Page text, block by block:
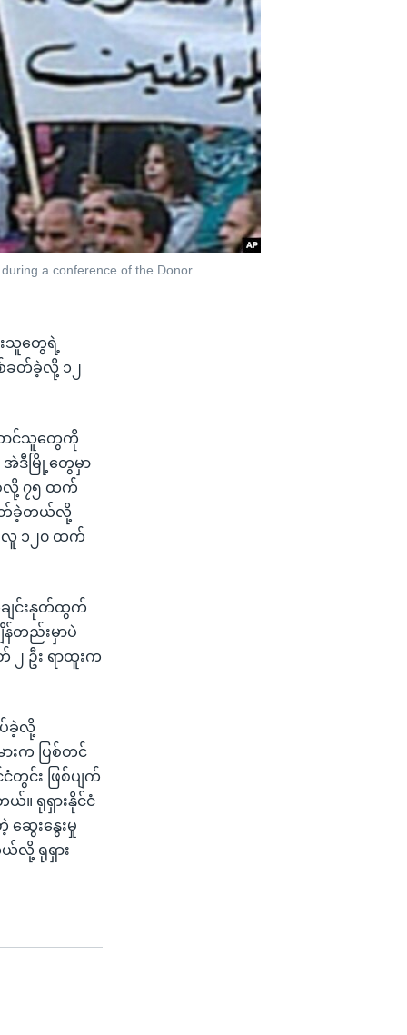
a conference of the Donor
းသူတွေရဲ့
ခတ်ခဲ့လို့ ၁၂
ောင်သူတွေကို
ဒီမြို့တွေမှာ
စ်လို့ ၇၅ ထက်
ခတ်ခဲ့တယ်လို့
လူ ၁၂၀ ထက်
ျင်းနုတ်ထွက်
န်တည်းမှာပဲ
ဦး ရာထူးက
ပ်ခဲ့လို့
းက ပြစ်တင်
တွင်း ဖြစ်ပျက်
။ ရုရှားနိုင်ငံ
ေးနွေးမှု
ယ်လို့ ရုရှား